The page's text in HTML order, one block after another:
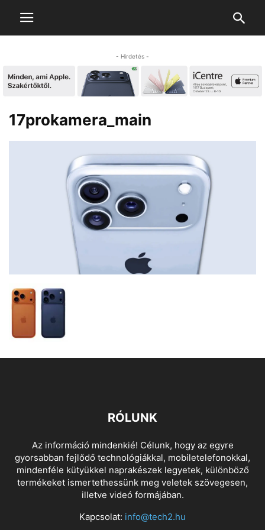
- Hirdetés -
17prokamera_main
RÓLUNK
Az információ mindenkié! Célunk, hogy az egyre
gyorsabban fejlődő technológiákkal, mobiletelefonokkal,
mindenféle kütyükkel naprakészek legyetek, különböző
termékeket ismertethessünk meg veletek szövegesen,
illetve videó formájában.
Kapcsolat: info@tech2.hu